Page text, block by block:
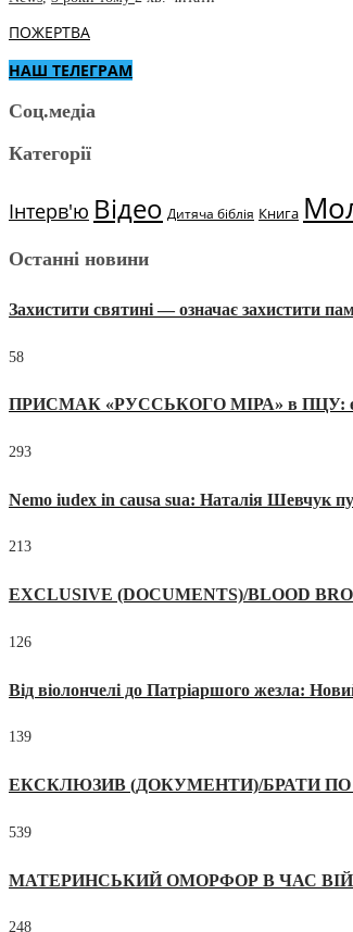
ПОЖЕРТВА
НАШ ТЕЛЕГРАМ
Соц.медіа
Категорії
Інтерв'ю Відео Дитяча біблія Книга
Останні новини
Захистити святині — означає захистити
58
ПРИСМАК «РУССЬКОГО МІРА» в ПЦУ:
293
Nemo iudex in causa sua: Наталія Шевчук
213
EXCLUSIVE (DOCUMENTS)/BLOOD
126
Від віолончелі до Патріаршого жезла:
139
ЕКСКЛЮЗИВ (ДОКУМЕНТИ)/БРАТИ
539
МАТЕРИНСЬКИЙ ОМОРФОР В ЧАС
248